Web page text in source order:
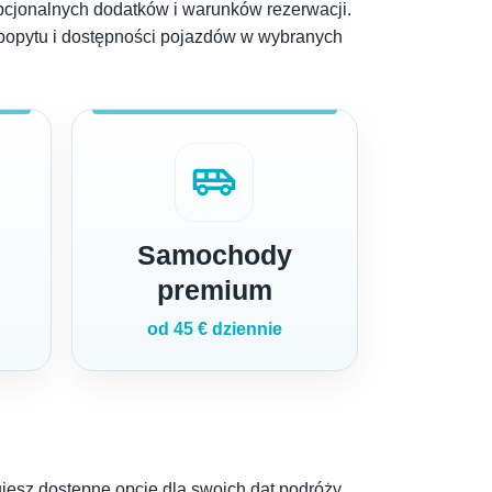
dodatków i warunków rezerwacji.
i dostępności pojazdów w wybranych
airport_shuttle
Samochody
premium
od 45 € dziennie